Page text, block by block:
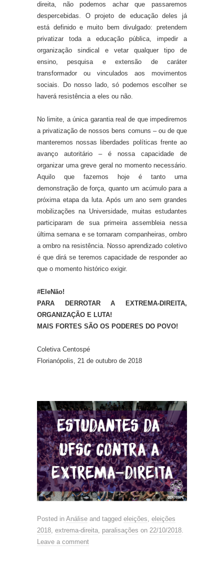
direita, não podemos achar que passaremos
despercebidas. O projeto de educação deles já
está definido e muito bem divulgado: pretendem
privatizar toda a educação pública, impedir a
organização sindical e vetar qualquer tipo de
ensino, pesquisa e extensão decaráter
transformador ou vinculados aos movimentos
sociais. Do nosso lado, só podemos escolher se
haverá resistência a eles ou não.
No limite, a única garantia real de que impediremos
a privatização de nossos bens comuns – ou de que
manteremos nossas liberdades políticas frente ao
avanço autoritário – é nossa capacidade de
organizar uma greve geral no momento necessário.
Aquilo que fazemos hoje é tanto uma
demonstração de força, quanto um acúmulo para a
próxima etapa da luta. Após um ano sem grandes
mobilizações na Universidade, muitas estudantes
participaram de sua primeira assembleia nessa
última semana e se tornaram companheiras, ombro
a ombro na resistência. Nosso aprendizado coletivo
é quedirá se teremos capacidade de responder ao
que o momento histórico exigir.
#EleNão!
PARA DERROTAR A EXTREMA-DIREITA,
ORGANIZAÇÃO E LUTA!
MAIS FORTES SÃO OS PODERES DO POVO!
Coletiva Centospé
Florianópolis, 21 de outubro de 2018
Posted in Análise and tagged eleições, eleições
2018, extrema-direita, paralisações on 22/10/2018.
Leave a comment